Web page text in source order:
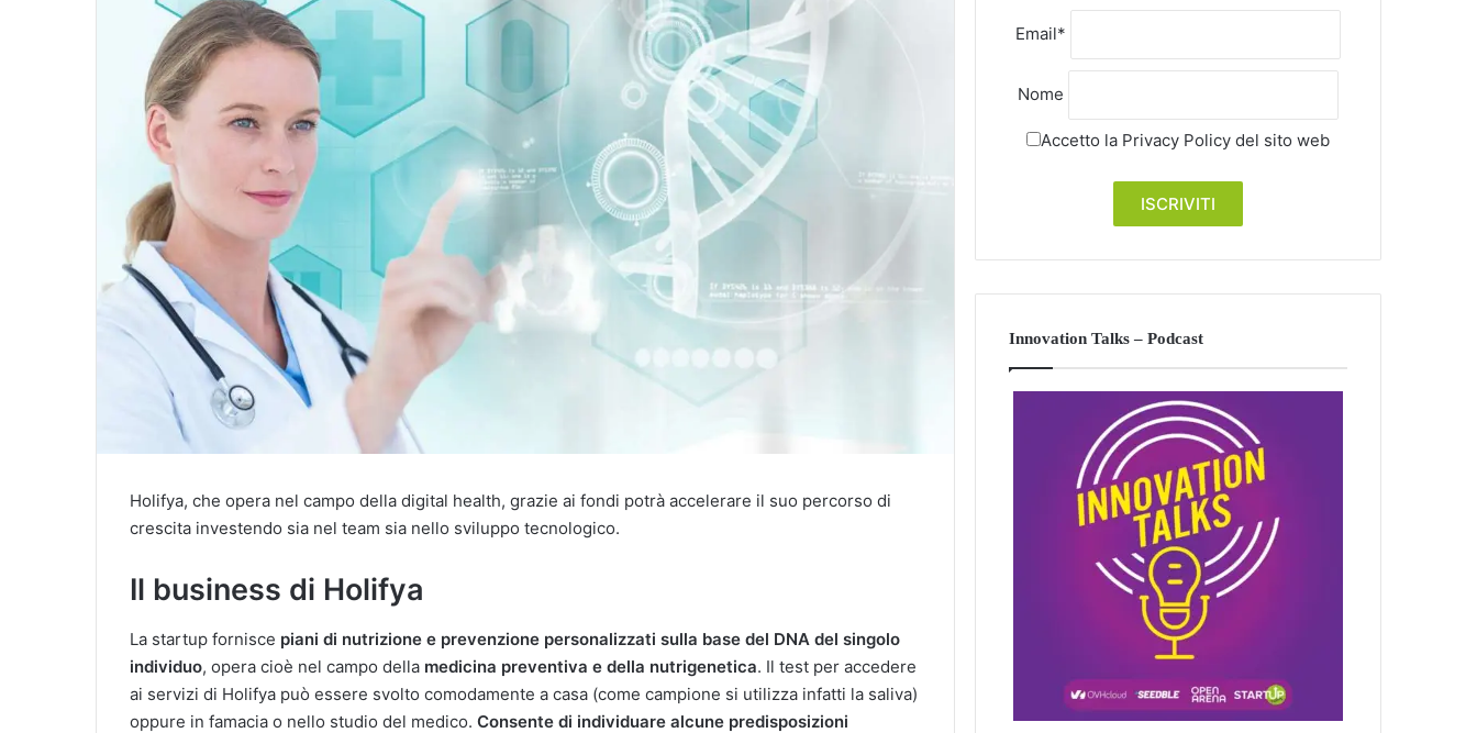
Holifya, che opera nel campo della digital health, grazie ai fondi potrà accelerare il suo percorso di
crescita investendo sia nel team sia nello sviluppo tecnologico.
Il business di Holifya
La startup fornisce piani di nutrizione e prevenzione personalizzati sulla base del DNA del singolo
individuo, opera cioè nel campo della medicina preventiva e della nutrigenetica. Il test per accedere
ai servizi di Holifya può essere svolto comodamente a casa (come campione si utilizza infatti la saliva)
oppure in famacia o nello studio del medico. Consente di individuare alcune predisposizioni
Email*
Nome
Accetto la Privacy Policy del sito web
Innovation Talks – Podcast